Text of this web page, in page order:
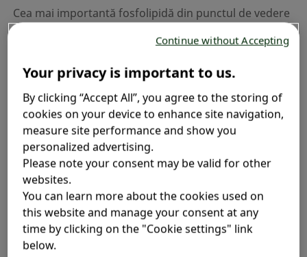
Cea mai importantă fosfolipidă din punctul de vedere
al funcționării normale a ficatului
(fosfolipid legat de o moleculă de
totalitatea fosfolipidelor care formează membranele
celulare.1În aproape toate cazurile de leziuni
hepatice, indiferent de cauza acestora, membranele
celulare ale hepatocitelor sunt lezate.1
De ce este fosfatidilcolina
esențială pentru ficatul
dumneavoastră?
Your privacy is important to us.
By clicking “Accept All”, you agree to the storing of
cookies on your device to enhance site navigation,
measure site performance and show you
personalized advertising.
Please note your consent may be valid for other
websites.
You can learn more about the cookies used on
this website and manage your consent at any
time by clicking on the "Cookie settings" link
below.
Continue without Accepting